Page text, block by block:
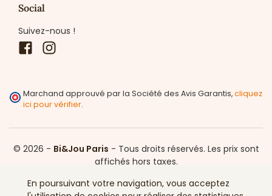
Social
Suivez-nous !
Facebook
Marchand approuvé par la Société des Avis Garantis,cliquez
ici pour vérifier.
© 2026 - Bi&Jou Paris - Tous droits réservés. Les prix sont
affichés hors taxes.
En poursuivant votre navigation, vous acceptez